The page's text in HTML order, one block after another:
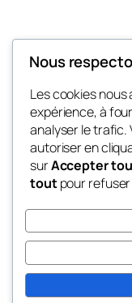
My Blog
My WordPress
Blog
À propos
FAQ
Auteurs/
Nous
Les cookies
expérience, à
analyser le trafic.
autoriser en
surAccepter
toutpour refuser